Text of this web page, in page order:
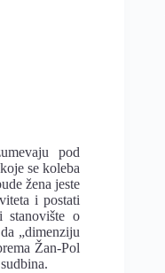
pod
se koleba
žena jeste
i postati
stanovište o
„dimenziju
Žan-Pol